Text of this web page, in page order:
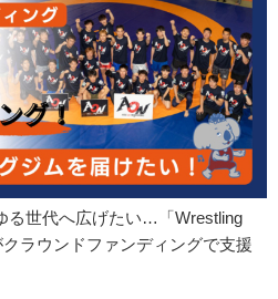
る世代へ広げたい…「Wrestling
ラウンドファンディングで支援